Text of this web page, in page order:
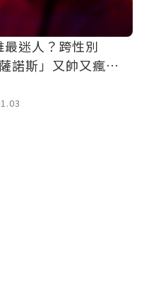
最迷人？跨性別
諾斯」又帥又瘋形